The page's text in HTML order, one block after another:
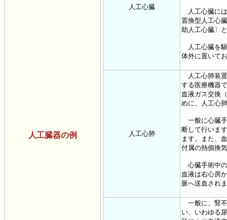
人工臓器の例
人工心臓
人工心臓に
置換型人工心
助人工心臓〕
人工心臓を
体外に置いて
人工心肺
人工心肺装
する医療機器
血液ガス交換
めに、人工心
一般に心臓
断して行いま
ます。また、
付属の熱個換
心臓手術中
血液は右心房
脈へ送血され
一般に、腎
い、いわゆる